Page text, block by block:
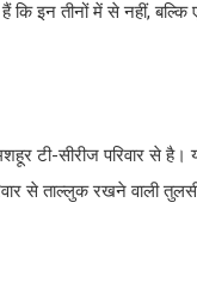
इन तीनों में से नहीं,
टी-सीरीज परिवार से है।
से ताल्लुक रखने वाली